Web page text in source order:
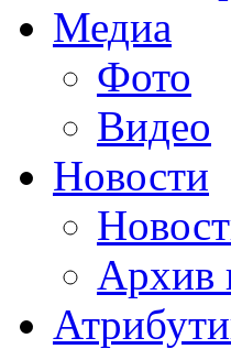
Медиа
Фото
Видео
Новости
Архив